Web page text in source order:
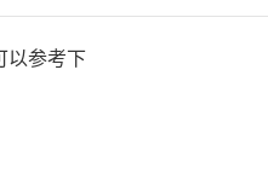
以参考下